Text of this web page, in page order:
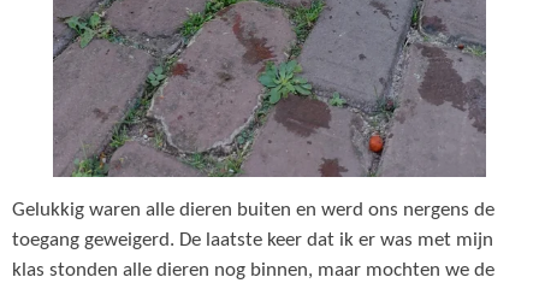
Gelukkig waren alle dieren buiten en werd ons nergens de
toegang geweigerd. De laatste keer dat ik er was met mijn
klas stonden alle dieren nog binnen, maar mochten we de